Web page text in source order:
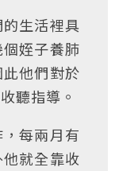
生活裡具
姪子養肺
他們對於
聽指導。
每兩月有
就全靠收